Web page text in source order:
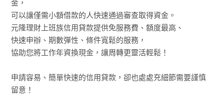
金，
可以讓僅需小額借款的人快速通過審查取得資金。
元隆理財上班族信用貸款提供免服務費、額度最高、
快速申辦、期數彈性、條件寬鬆的服務，
協助您將工作年資換現金，讓周轉更靈活輕鬆！
申請容易、簡單快速的信用貸款，卻也處處充細節需要謹慎
留意！